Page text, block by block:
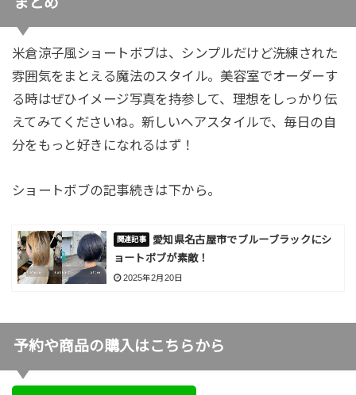
米倉涼子風ショートボブは、シンプルだけど洗練された
雰囲気をまとえる魔法のスタイル。美容室でオーダーす
る時はぜひイメージ写真を持参して、理想をしっかり伝
えてみてくださいね。新しいヘアスタイルで、毎日の自
分をもっと好きになれるはず！
ショートボブの記事続きは下から。
愛知県名古屋市でブルーブラックにシ
ョートボブが素敵！
2025年2月20日
予約や商品の購入はこちらから